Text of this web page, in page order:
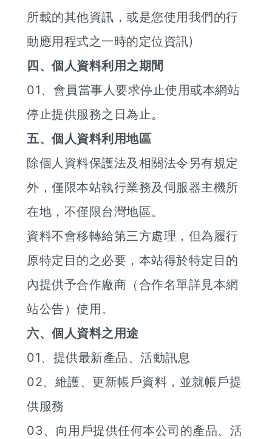
所載的其他資訊，或是您使用我們的行
動應用程式之一時的定位資訊)
四、個人資料利用之期間
01、會員當事人要求停止使用或本網站
停止提供服務之日為止。
五、個人資料利用地區
除個人資料保護法及相關法令另有規定
外，僅限本站執行業務及伺服器主機所
在地，不僅限台灣地區。
資料不會移轉給第三方處理，但為履行
原特定目的之必要，本站得於特定目的
內提供予合作廠商（合作名單詳見本網
站公告）使用。
六、個人資料之用途
01、提供最新產品、活動訊息
02、維護、更新帳戶資料，並就帳戶提
供服務
03、向用戶提供任何本公司的產品、活